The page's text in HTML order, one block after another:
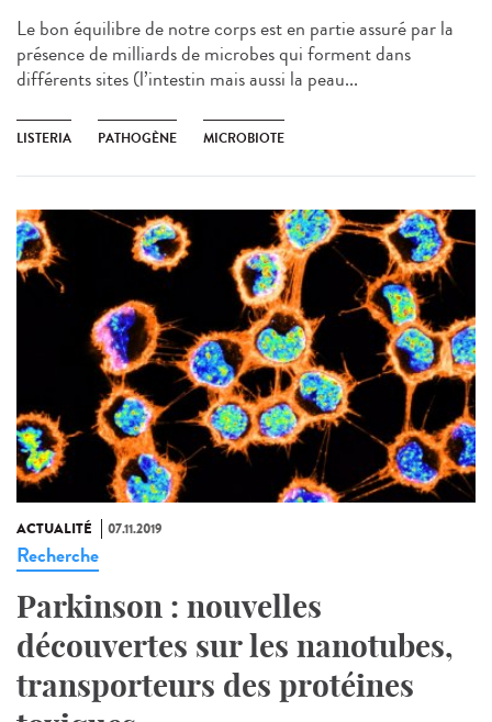
Le bon équilibre de notre corps est en partie assuré par la
présence de milliards de microbes qui forment dans
différents sites (l’intestin mais aussi la peau...
LISTERIA PATHOGÈNE MICROBIOTE
ACTUALITÉ 07.11.2019
Recherche
Parkinson : nouvelles
découvertes sur les nanotubes,
transporteurs des protéines